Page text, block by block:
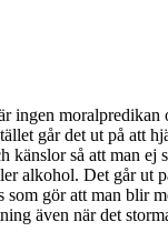
ingen
går det ut på att
känslor så att man ej
alkohol. Det går ut
gör att man blir
även när det